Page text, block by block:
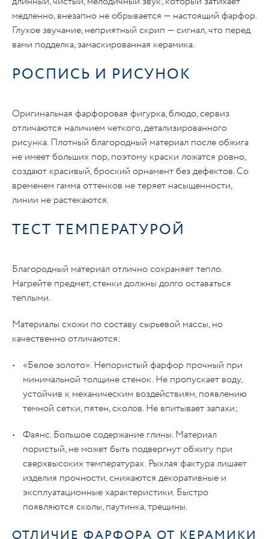
медленно, внезапно не обрывается — настоящий фарфор.
Глухое звучание, неприятный скрип — сигнал, что перед
вами подделка, замаскированная керамика.
РОСПИСЬ И РИСУНОК
Оригинальная фарфоровая фигурка, блюдо, сервиз
отличаются наличием четкого, детализированного
рисунка. Плотный благородный материал после обжига
не имеет больших пор, поэтому краски ложатся ровно,
создают красивый, броский орнамент без дефектов. Со
временем гамма оттенков не теряет насыщенности,
линии не растекаются.
ТЕСТ ТЕМПЕРАТУРОЙ
Благородный материал отлично сохраняет тепло.
Нагрейте предмет, стенки должны долго оставаться
теплыми.
Материалы схожи по составу сырьевой массы, но
качественно отличаются:
«Белое золото». Непористый фарфор прочный при
минимальной толщине стенок. Не пропускает воду,
устойчив к механическим воздействиям, появлению
темной сетки, пятен, сколов. Не впитывает запахи;
Фаянс. Большое содержание глины. Материал
пористый, не может быть подвергнут обжигу при
сверхвысоких температурах. Рыхлая фактура лишает
изделия прочности, снижаются декоративные и
эксплуатационные характеристики. Быстро
появляются сколы, паутинка, трещины.
ОТЛИЧИЕ ФАРФОРА ОТ КЕРАМИКИ